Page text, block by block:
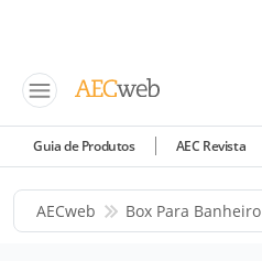
Guia de Produtos AEC Revista
AECweb Box Para Banheiro